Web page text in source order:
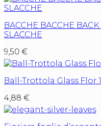
BACCHE BACCHE
SLACCHE
9,50 €
Ball-Trottola Glass Flor
4,88 €